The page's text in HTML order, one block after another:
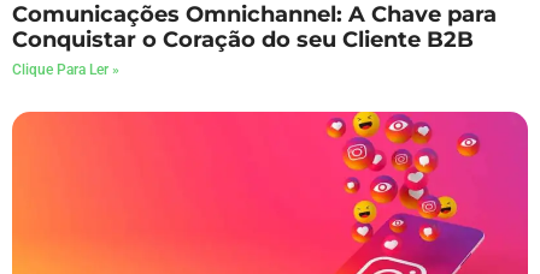
Comunicações Omnichannel: A Chave para
Conquistar o Coração do seu Cliente B2B
Clique Para Ler »